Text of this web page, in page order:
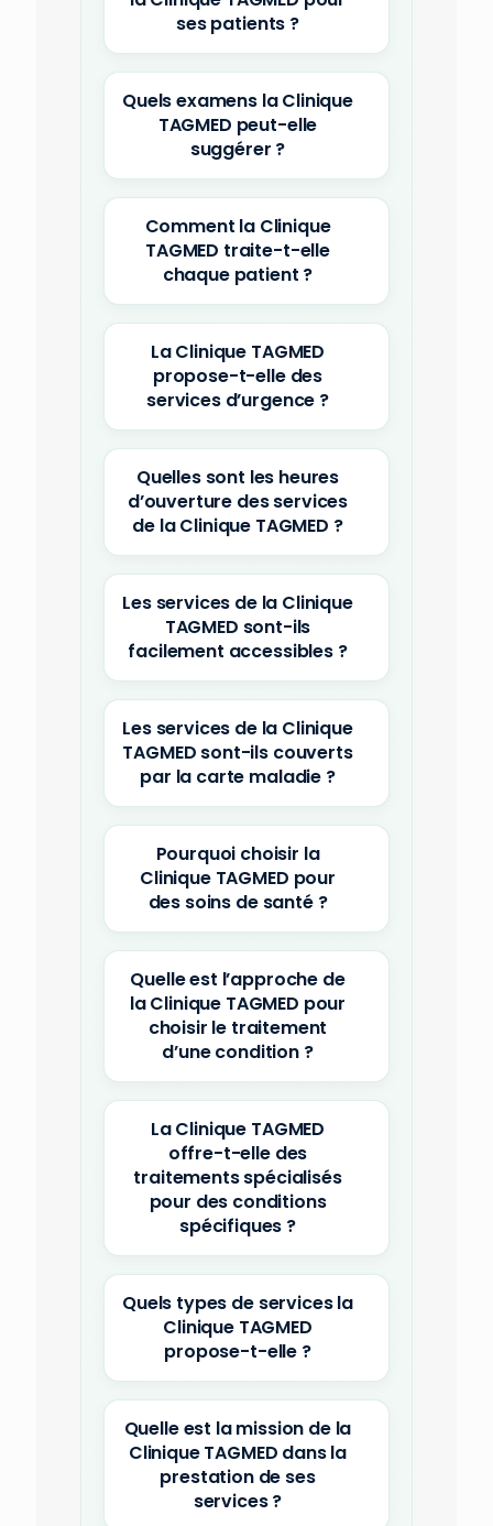
ses patients ?
Quels examens la Clinique
TAGMED peut-elle
suggérer ?
Comment la Clinique
TAGMED traite-t-elle
chaque patient ?
La Clinique TAGMED
propose-t-elle des
services d’urgence ?
Quelles sont les heures
d’ouverture des services
de la Clinique TAGMED ?
Les services de la Clinique
TAGMED sont-ils
facilement accessibles ?
Les services de la Clinique
TAGMED sont-ils couverts
par la carte maladie ?
Pourquoi choisir la
Clinique TAGMED pour
des soins de santé ?
Quelle est l’approche de
la Clinique TAGMED pour
choisir le traitement
d’une condition ?
La Clinique TAGMED
offre-t-elle des
traitements spécialisés
pour des conditions
spécifiques ?
Quels types de services la
Clinique TAGMED
propose-t-elle ?
Quelle est la mission de la
Clinique TAGMED dans la
prestation de ses
services ?